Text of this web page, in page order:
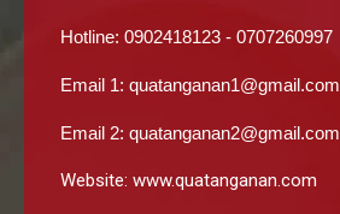
Hotline: 0902418123 - 0707260997
Email 1: quatanganan1@gmail.com
Email 2: quatanganan2@gmail.com
Website: www.quatanganan.com